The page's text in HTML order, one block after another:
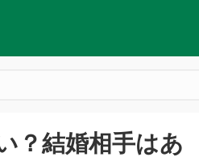
？結婚相手はあ